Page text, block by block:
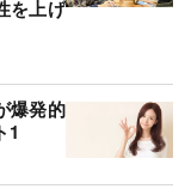
を上げ
爆発的
1